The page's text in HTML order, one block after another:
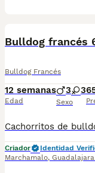
Bulldog francés
Bulldog Francés
12 semanas
Edad
3 3
Sexo
Criador
Identidad
Marchamalo, Guadalajara